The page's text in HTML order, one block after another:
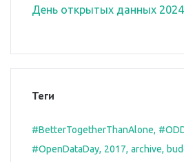
День открытых данных 2024
Теги
#BetterTogetherThanAlone
#OpenDataDay 2017 archive